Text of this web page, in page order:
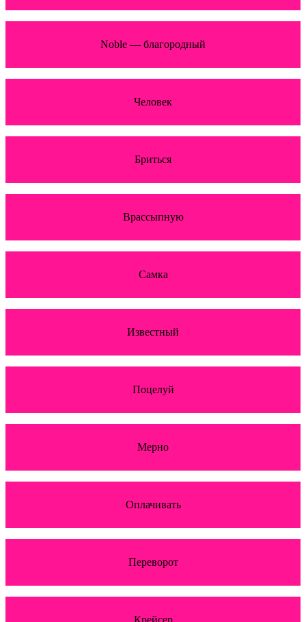
Noble — благородный
Человек
Бриться
Врассыпную
Самка
Известный
Поцелуй
Мерно
Оплачивать
Переворот